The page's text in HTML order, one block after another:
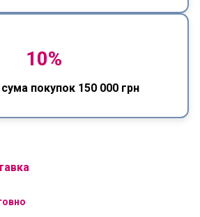
10%
покупок 150 000 грн